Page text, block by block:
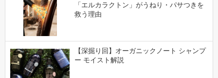
「エルカラクトン」がうねり・パサつきを
救う理由
【深掘り回】オーガニックノート シャンプ
ー モイスト解説